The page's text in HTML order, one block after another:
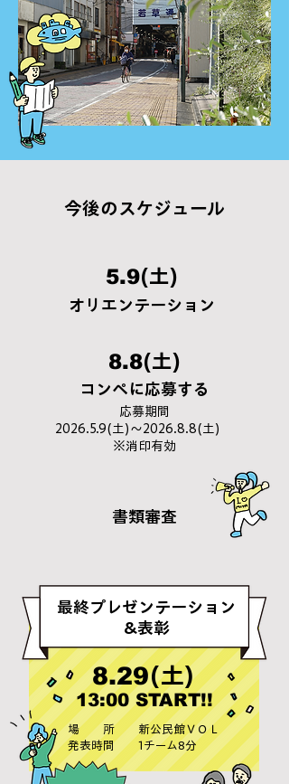
​今後のスケジュール
5.9(土)
オリエンテーション
8.8(土)
コンペに応募する
応募期間
2026.5.9(土)〜2026.8.8(土)
※消印有効
書類審査
場 所 新公民館ＶＯＬ
発表時間 1チーム8分
最終プレゼンテーション
&表彰
8.29(土)
13:00 START!!